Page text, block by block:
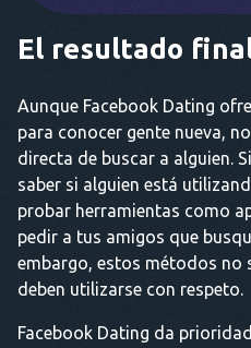
El resultado
Aunque Facebook Dating
para conocer gente nueva,
directa de buscar a alguien.
saber si alguien está
probar herramientas como
pedir a tus amigos que
embargo, estos métodos no
deben utilizarse con respeto.
Facebook Dating da